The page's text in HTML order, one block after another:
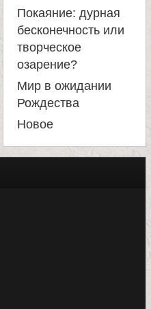
Покаяние: дурная
бесконечность или
творческое
озарение?
Мир в ожидании
Рождества
Новое